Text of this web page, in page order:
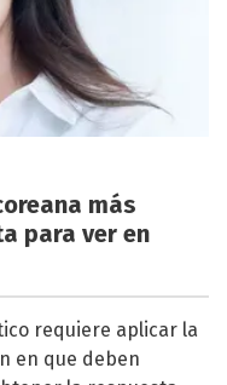
más
para ver en